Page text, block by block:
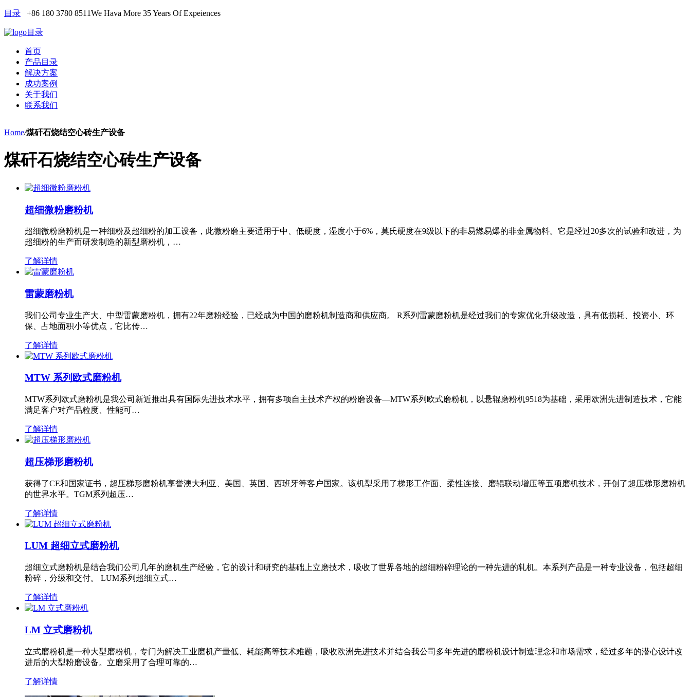
目录 +86 180 3780 8511We Hava More 35 Years Of Expeiences
目录
首页
产品目录
解决方案
成功案例
关于我们
联系我们
Home/煤矸石烧结空心砖生产设备
煤矸石烧结空心砖生产设备
超细微粉磨粉机
超细微粉磨粉机是一种细粉及超细粉的加工设备，此微粉磨主要适用于中、低硬度，湿度小于6%，莫氏硬度在9级以下的非易燃易爆的非金属物料。它是经过20多次的试验和改进，为
超细粉的生产而研发制造的新型磨粉机，…
了解详情
雷蒙磨粉机
我们公司专业生产大、中型雷蒙磨粉机，拥有22年磨粉经验，已经成为中国的磨粉机制造商和供应商。 R系列雷蒙磨粉机是经过我们的专家优化升级改造，具有低损耗、投资小、环
保、占地面积小等优点，它比传…
了解详情
MTW 系列欧式磨粉机
MTW系列欧式磨粉机是我公司新近推出具有国际先进技术水平，拥有多项自主技术产权的粉磨设备—MTW系列欧式磨粉机，以悬辊磨粉机9518为基础，采用欧洲先进制造技术，它能
满足客户对产品粒度、性能可…
了解详情
超压梯形磨粉机
获得了CE和国家证书，超压梯形磨粉机享誉澳大利亚、美国、英国、西班牙等客户国家。该机型采用了梯形工作面、柔性连接、磨辊联动增压等五项磨机技术，开创了超压梯形磨粉机
的世界水平。TGM系列超压…
了解详情
LUM 超细立式磨粉机
超细立式磨粉机是结合我们公司几年的磨机生产经验，它的设计和研究的基础上立磨技术，吸收了世界各地的超细粉碎理论的一种先进的轧机。本系列产品是一种专业设备，包括超细
粉碎，分级和交付。 LUM系列超细立式…
了解详情
LM 立式磨粉机
立式磨粉机是一种大型磨粉机，专门为解决工业磨机产量低、耗能高等技术难题，吸收欧洲先进技术并结合我公司多年先进的磨粉机设计制造理念和市场需求，经过多年的潜心设计改
进后的大型粉磨设备。立磨采用了合理可靠的…
了解详情